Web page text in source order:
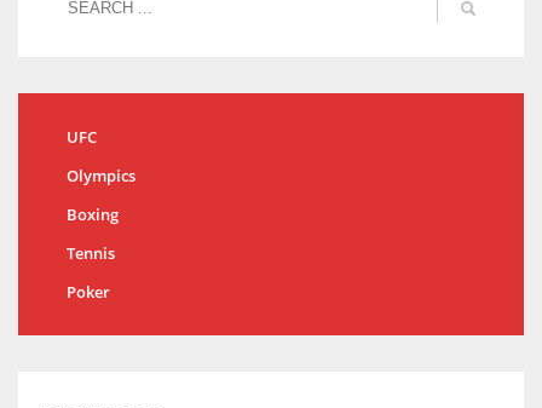
UFC
Olympics
Boxing
Tennis
Poker